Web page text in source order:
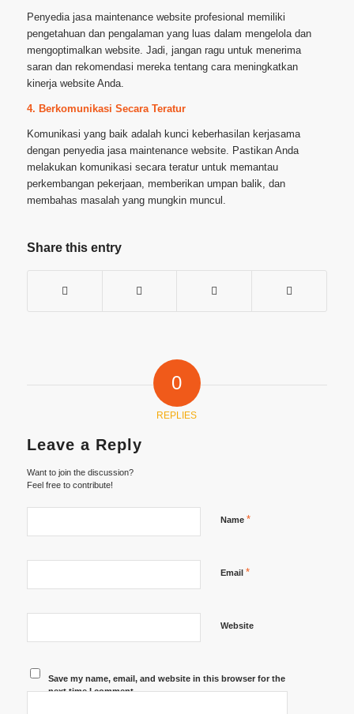
Penyedia jasa maintenance website profesional memiliki
pengetahuan dan pengalaman yang luas dalam mengelola dan
mengoptimalkan website. Jadi, jangan ragu untuk menerima
saran dan rekomendasi mereka tentang cara meningkatkan
kinerja website Anda.
4. Berkomunikasi Secara Teratur
Komunikasi yang baik adalah kunci keberhasilan kerjasama
dengan penyedia jasa maintenance website. Pastikan Anda
melakukan komunikasi secara teratur untuk memantau
perkembangan pekerjaan, memberikan umpan balik, dan
membahas masalah yang mungkin muncul.
Share this entry
0
REPLIES
Leave a Reply
Want to join the discussion?
Feel free to contribute!
Name *
Email *
Website
Save my name, email, and website in this browser for the
next time I comment.